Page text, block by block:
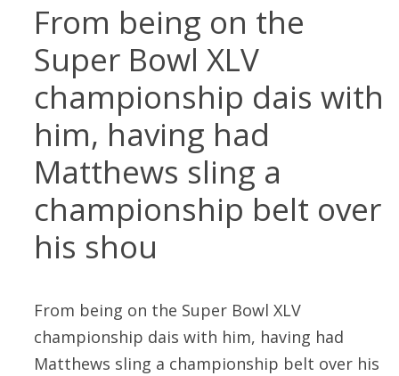
From being on the
Super Bowl XLV
championship dais with
him, having had
Matthews sling a
championship belt over
his shou
From being on the Super Bowl XLV
championship dais with him, having had
Matthews sling a championship belt over his